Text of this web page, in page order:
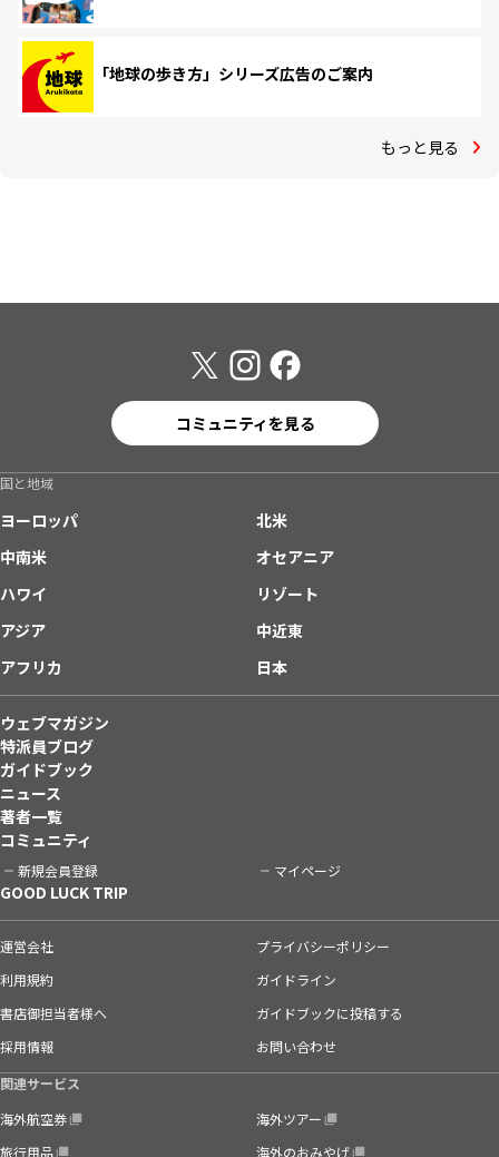
「地球の歩き方」シリーズ広告のご案内
もっと見る
コミュニティを見る
国と地域
ヨーロッパ
北米
中南米
オセアニア
ハワイ
リゾート
アジア
中近東
アフリカ
日本
ウェブマガジン
特派員ブログ
ガイドブック
ニュース
著者一覧
コミュニティ
新規会員登録 マイページ
GOOD LUCK TRIP
運営会社
プライバシーポリシー
利用規約
ガイドライン
書店御担当者様へ
ガイドブックに投稿する
採用情報
お問い合わせ
関連サービス
海外航空券
海外ツアー
旅行用品
海外のおみやげ